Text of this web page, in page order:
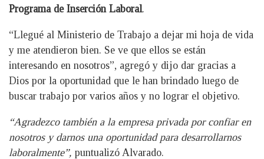
Programa de Inserción Laboral.
“Llegué al Ministerio de Trabajo a dejar mi hoja de vida
y me atendieron bien. Se ve que ellos se están
interesando en nosotros”, agregó y dijo dar gracias a
Dios por la oportunidad que le han brindado luego de
buscar trabajo por varios años y no lograr el objetivo.
“Agradezco también a la empresa privada por confiar en
nosotros y darnos una oportunidad para desarrollarnos
laboralmente”, puntualizó Alvarado.